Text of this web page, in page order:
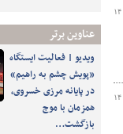
عناوین برتر
️ویدیو | فعالیت ایستگاه
«پویش چشم به راهیم»
در پایانه مرزی خسروی،
همزمان با موج
بازگشت…